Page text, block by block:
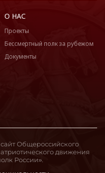
О НАС
Проекты
Бессмертный полк за рубежом
Документы
Общероссийского
движения
России».